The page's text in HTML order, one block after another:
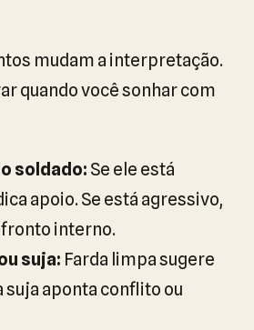
mudam a interpretação.
quando você sonhar com
soldado: Se ele está
apoio. Se está agressivo,
interno.
suja: Farda limpa sugere
suja aponta conflito ou